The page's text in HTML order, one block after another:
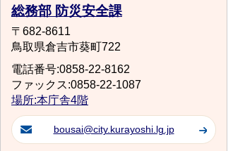
総務部 防災安全課
〒682-8611
鳥取県倉吉市葵町722
電話番号:0858-22-8162
ファックス:0858-22-1087
場所:本庁舎4階
bousai@city.kurayoshi.lg.jp